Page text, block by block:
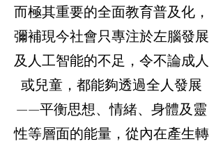
而極其重要的全面教育普及化，
彌補現今社會只專注於左腦發展
及人工智能的不足，令不論成人
或兒童，都能夠透過全人發展
——平衡思想、情緒、身體及靈
性等層面的能量，從內在產生轉